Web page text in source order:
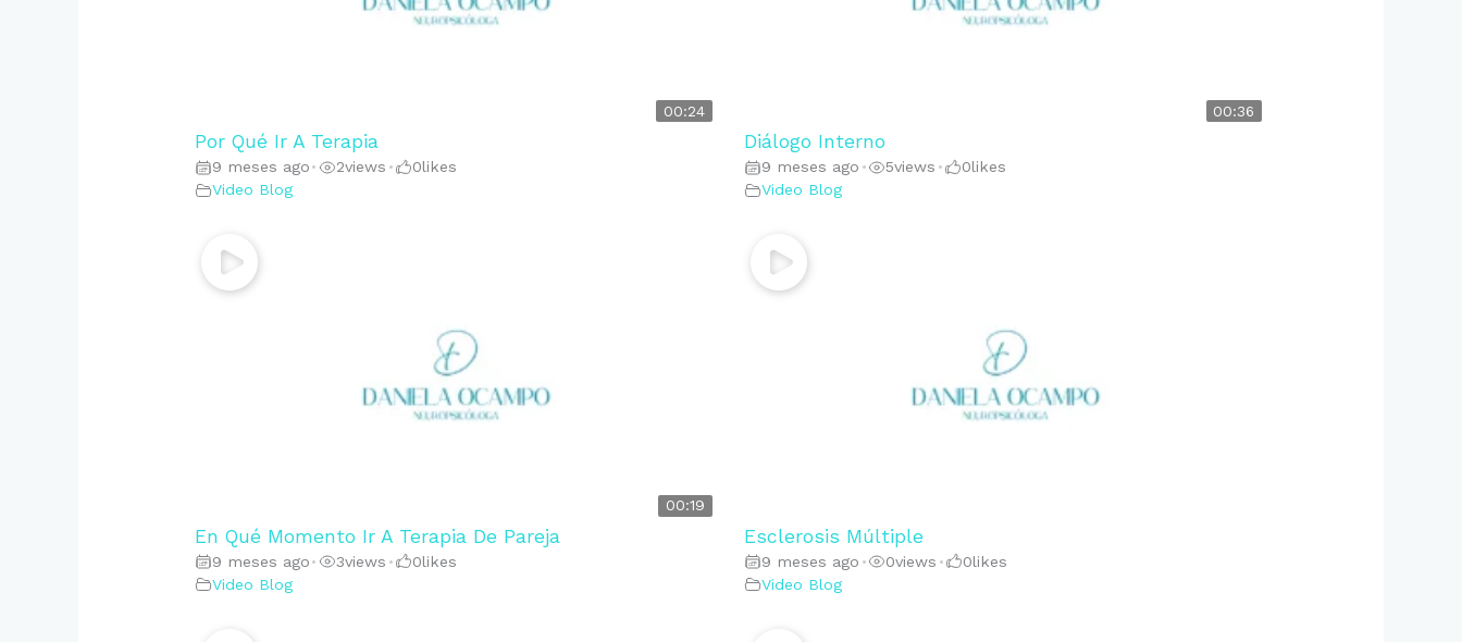
00:24
Por Qué Ir A Terapia
9 meses ago • 2views • 0likes
Video Blog
00:36
Diálogo Interno
9 meses ago • 5views • 0likes
Video Blog
00:19
En Qué Momento Ir A Terapia De Pareja
9 meses ago • 3views • 0likes
Video Blog
Esclerosis Múltiple
9 meses ago • 0views • 0likes
Video Blog